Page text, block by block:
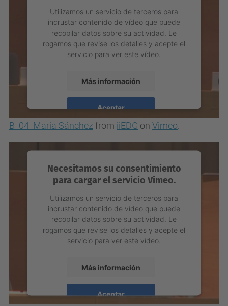
Utilizamos un servicio de terceros para
incrustar contenido de vídeo que puede
recopilar datos sobre su actividad. Le
rogamos que revise los detalles y acepte el
servicio para ver este vídeo.
Más información
Aceptar
powered byUsercentrics Consent
B_04_Maria Sánchez from iiEDG on Vimeo
Necesitamos su consentimiento
para cargar el servicio Vimeo.
Utilizamos un servicio de terceros para
incrustar contenido de vídeo que puede
recopilar datos sobre su actividad. Le
rogamos que revise los detalles y acepte el
servicio para ver este vídeo.
Más información
Aceptar